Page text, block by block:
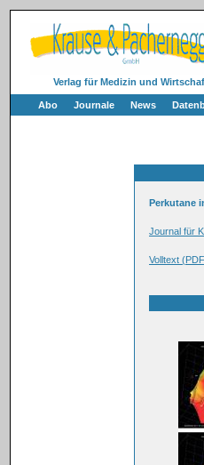
Verlag für Medizin und
Abo Journale News
Perkutane
Journal für
Volltext